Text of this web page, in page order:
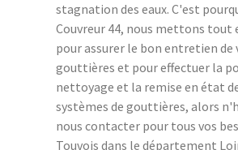
stagnation des eaux. C'est
Couvreur 44, nous mettons tout
pour assurer le bon entretien de
gouttières et pour effectuer la
nettoyage et la remise en état
systèmes de gouttières, alors
nous contacter pour tous vos
Touvois dans le département